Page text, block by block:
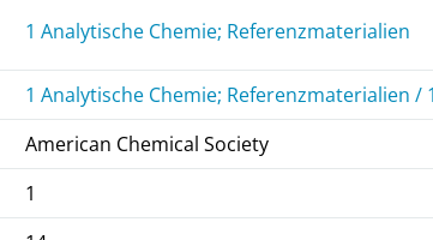
1 Analytische Chemie; Referenzmaterialien
1 Analytische Chemie; Referenzmaterialien /
American Chemical Society
1